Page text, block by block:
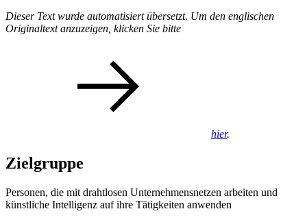
Dieser Text wurde automatisiert übersetzt. Um den englischen
Originaltext anzuzeigen, klicken Sie bitte
hier.
Zielgruppe
Personen, die mit drahtlosen Unternehmensnetzen arbeiten und
künstliche Intelligenz auf ihre Tätigkeiten anwenden